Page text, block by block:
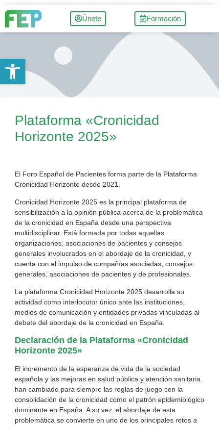
Únete Formación
Plataforma «Cronicidad
Horizonte 2025»
El Foro Español de Pacientes forma parte de la Plataforma
Cronicidad Horizonte desde 2021.
Cronicidad Horizonte 2025 es la principal plataforma de
sensibilización a la opinión pública acerca de la problemática
de la cronicidad en España desde una perspectiva
multidisciplinar. Está formada por todas aquellas
organizaciones, asociaciones de pacientes y consejos
generales involucrados en el abordaje de la cronicidad, y
cuenta con el impulso de compañías asociadas, consejos
generales, asociaciones de pacientes y de profesionales.
La plataforma Cronicidad Horizonte 2025 desarrolla su
actividad como interlocutor único ante las instituciones,
medios de comunicación y entidades privadas vinculadas al
debate del abordaje de la cronicidad en España.
Declaración de la Plataforma «Cronicidad
Horizonte 2025»
El incremento de la esperanza de vida de la sociedad
española y las mejoras en salud pública y atención sanitaria
han cambiado para siempre las reglas de juego con la
consolidación de la cronicidad como el patrón epidemiológico
dominante en España. A su vez, el abordaje de esta
problemática se convierte en uno de los principales retos a
Abrir barra de herramientas